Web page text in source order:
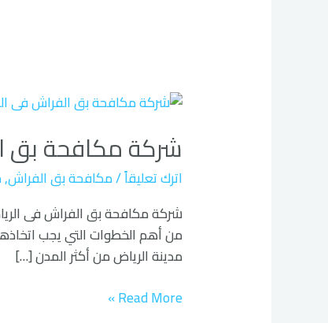
شركة مكافحة بق
اترك تعليقاً/مكافحة بق الفراش,
من أهم الخطوات التي يجب
مدينة الرياض من أكثر المدن […]
شركة
بق
الفراش
فى
الرياض
Read More »